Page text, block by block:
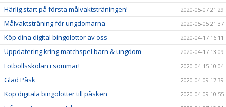
Härlig start på första målvaktsträningen! 2020-05-07 21:29
Målvaktsträning för ungdomarna 2020-05-05 21:37
Köp dina digital bingolottor av oss 2020-04-17 16:11
Uppdatering kring matchspel barn & ungdom 2020-04-17 13:09
Fotbollsskolan i sommar! 2020-04-15 10:04
Glad Påsk 2020-04-09 17:39
Köp digitala bingolotter till påsken 2020-04-09 10:55